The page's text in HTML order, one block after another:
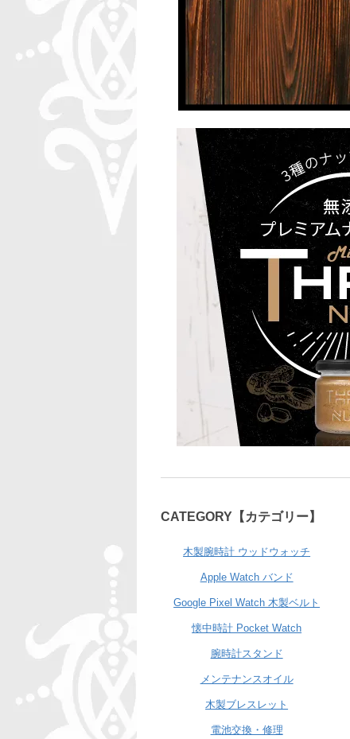
CATEGORY【カテゴリー】
木製腕時計 ウッドウォッチ
Apple Watch バンド
Google Pixel Watch 木製ベルト
懐中時計 Pocket Watch
腕時計スタンド
メンテナンスオイル
木製ブレスレット
電池交換・修理